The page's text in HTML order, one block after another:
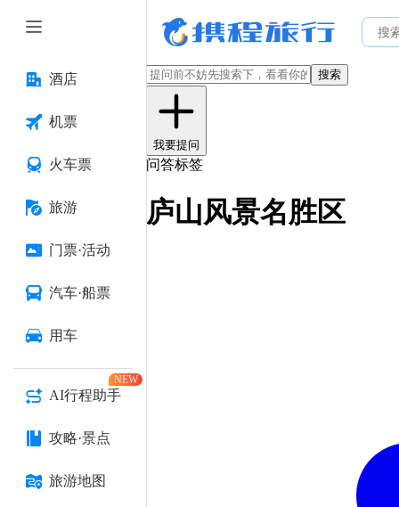
酒店
机票
火车票
旅游
门票·活动
汽车·船票
用车
AI行程助手
NEW
攻略·景点
旅游地图
搜索
我要提问
问答标签
庐山风景名胜区